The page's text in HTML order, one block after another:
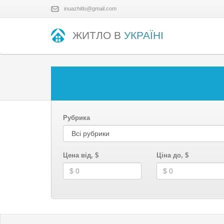
inuazhitlo@gmail.com
ЖИТЛО В УКРАЇНІ
Рубрика
Цена від, $ Ціна до, $